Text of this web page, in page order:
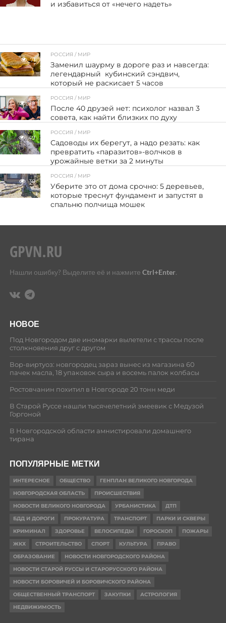
и избавиться от «нечего надеть»
71
РОССИЯ / МИР
Заменил шаурму в дороге раз и навсегда:
легендарный кубинский сэндвич,
который не раскисает 5 часов
39
РОССИЯ / МИР
После 40 друзей нет: психолог назвал 3
совета, как найти близких по духу
49
РОССИЯ / МИР
Садоводы их берегут, а надо резать: как
превратить «паразитов»-волчков в
урожайные ветки за 2 минуты
30
РОССИЯ / МИР
Уберите это от дома срочно: 5 деревьев,
которые треснут фундамент и запустят в
спальню полчища мошек
Нашли ошибку? Выделите её и нажмите Ctrl+Enter.
НОВОЕ
Под Новгородом две иномарки вылетели с трассы после
столкновения друг с другом
Вор-виртуоз: новгородец зараз вынес из магазина 60
пачек масла, 18 упаковок сыра и восемь палок колбасы
Ростовчанин похитил в Новгороде 20 тонн меди
В Старой Руссе нашли тысячелетний змеевик с Медузой
Горгоной
В Новгородской области амнистировали домашнего
тирана
ПОПУЛЯРНЫЕ МЕТКИ
ИНТЕРЕСНОЕ ОБЩЕСТВО
ГЕНПЛАН ВЕЛИКОГО НОВГОРОДА
НОВГОРОДСКАЯ ОБЛАСТЬ
ПРОИСШЕСТВИЯ
НОВОСТИ ВЕЛИКОГО НОВГОРОДА
УРБАНИСТИКА
ДТП
БДД И ДОРОГИ
ПРОКУРАТУРА ТРАНСПОРТ
ПАРКИ И СКВЕРЫ
КРИМИНАЛ
ЗДОРОВЬЕ ВЕЛОСИПЕДЫ ГОРОСКОП
ПОЖАРЫ
ЖКХ
СТРОИТЕЛЬСТВО СПОРТ КУЛЬТУРА
ПРАВО
ОБРАЗОВАНИЕ
НОВОСТИ НОВГОРОДСКОГО РАЙОНА
НОВОСТИ СТАРОЙ РУССЫ И СТАРОРУССКОГО РАЙОНА
НОВОСТИ БОРОВИЧЕЙ И БОРОВИЧСКОГО РАЙОНА
ОБЩЕСТВЕННЫЙ ТРАНСПОРТ
ЗАКУПКИ
АСТРОЛОГИЯ
НЕДВИЖИМОСТЬ